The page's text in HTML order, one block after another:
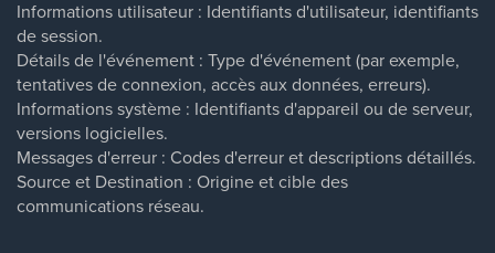
Informations utilisateur : Identifiants d'utilisateur, identifiants
de session.
Détails de l'événement : Type d'événement (par exemple,
tentatives de connexion, accès aux données, erreurs).
Informations système : Identifiants d'appareil ou de serveur,
versions logicielles.
Messages d'erreur : Codes d'erreur et descriptions détaillés.
Source et Destination : Origine et cible des
communications réseau.